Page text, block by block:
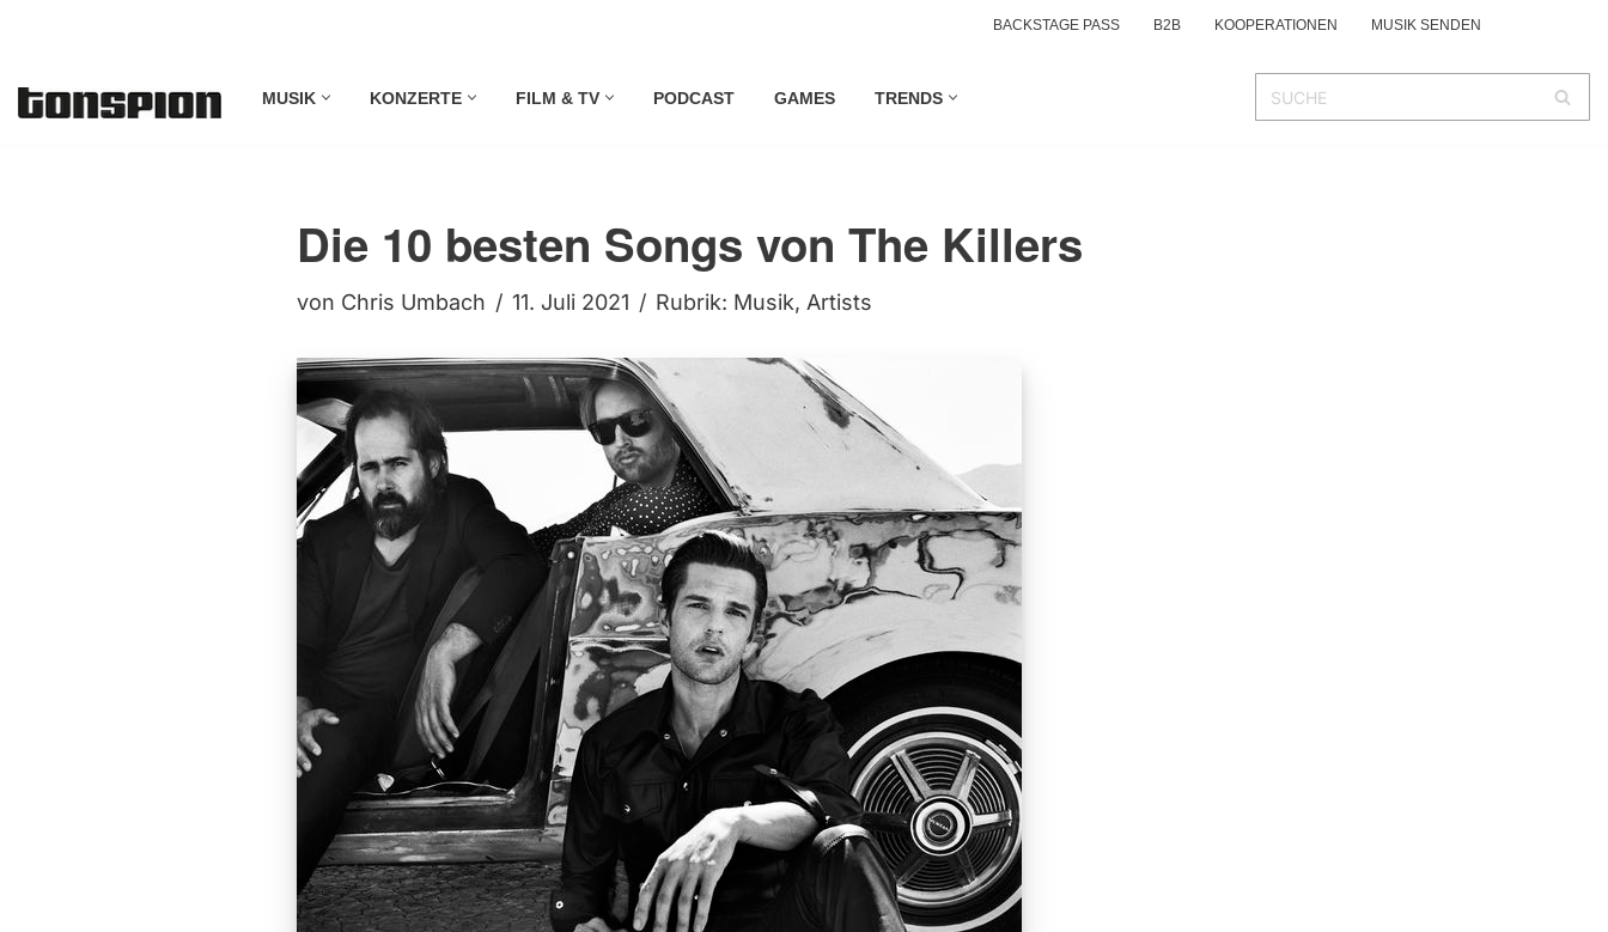
Inhalt
BACKSTAGE PASS B2B KOOPERATIONEN MUSIK SENDEN
MUSIK KONZERTE FILM & TV PODCAST GAMES TRENDS
Die 10 besten Songs von The Killers
von Chris Umbach 11. Juli 2021 Rubrik: Musik, Artists